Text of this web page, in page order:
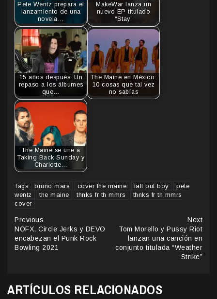
Pete Wentz prepara el
lanzamiento de una
novela…
MakeWar lanza un
nuevo EP titulado
“Stay”
15 años después: Un
repaso a los álbumes
que…
The Maine en México:
10 cosas que tal vez
no sabías
The Maine se une a
Taking Back Sunday y
Charlotte…
Tags: bruno mars cover the maine fall out boy
pete
wentz
the maine thnks fr th mmrs
thnks fr th mmrs
cover
Continue
Reading
Previous
NOFX, Circle Jerks y DEVO
encabezan el Punk Rock
Bowling 2021
Next
Tom Morello y Pussy Riot
lanzan una canción en
conjunto titulada “Weather
Strike”
ARTÍCULOS RELACIONADOS